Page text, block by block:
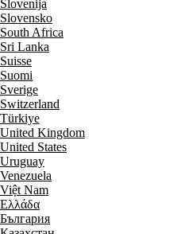
Slovenija
Slovensko
South Africa
Sri Lanka
Suisse
Suomi
Sverige
Switzerland
Türkiye
United Kingdom
United States
Uruguay
Venezuela
Việt Nam
Ελλάδα
България